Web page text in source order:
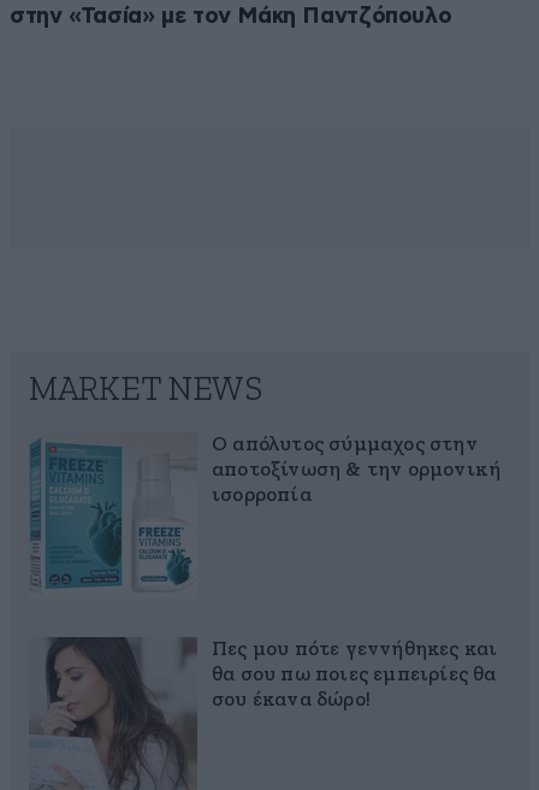
στην «Τασία» με τον Μάκη Παντζόπουλο
MARKET NEWS
Ο απόλυτος σύμμαχος στην
αποτοξίνωση & την ορμονική
ισορροπία
Πες μου πότε γεννήθηκες και
θα σου πω ποιες εμπειρίες θα
σου έκανα δώρο!